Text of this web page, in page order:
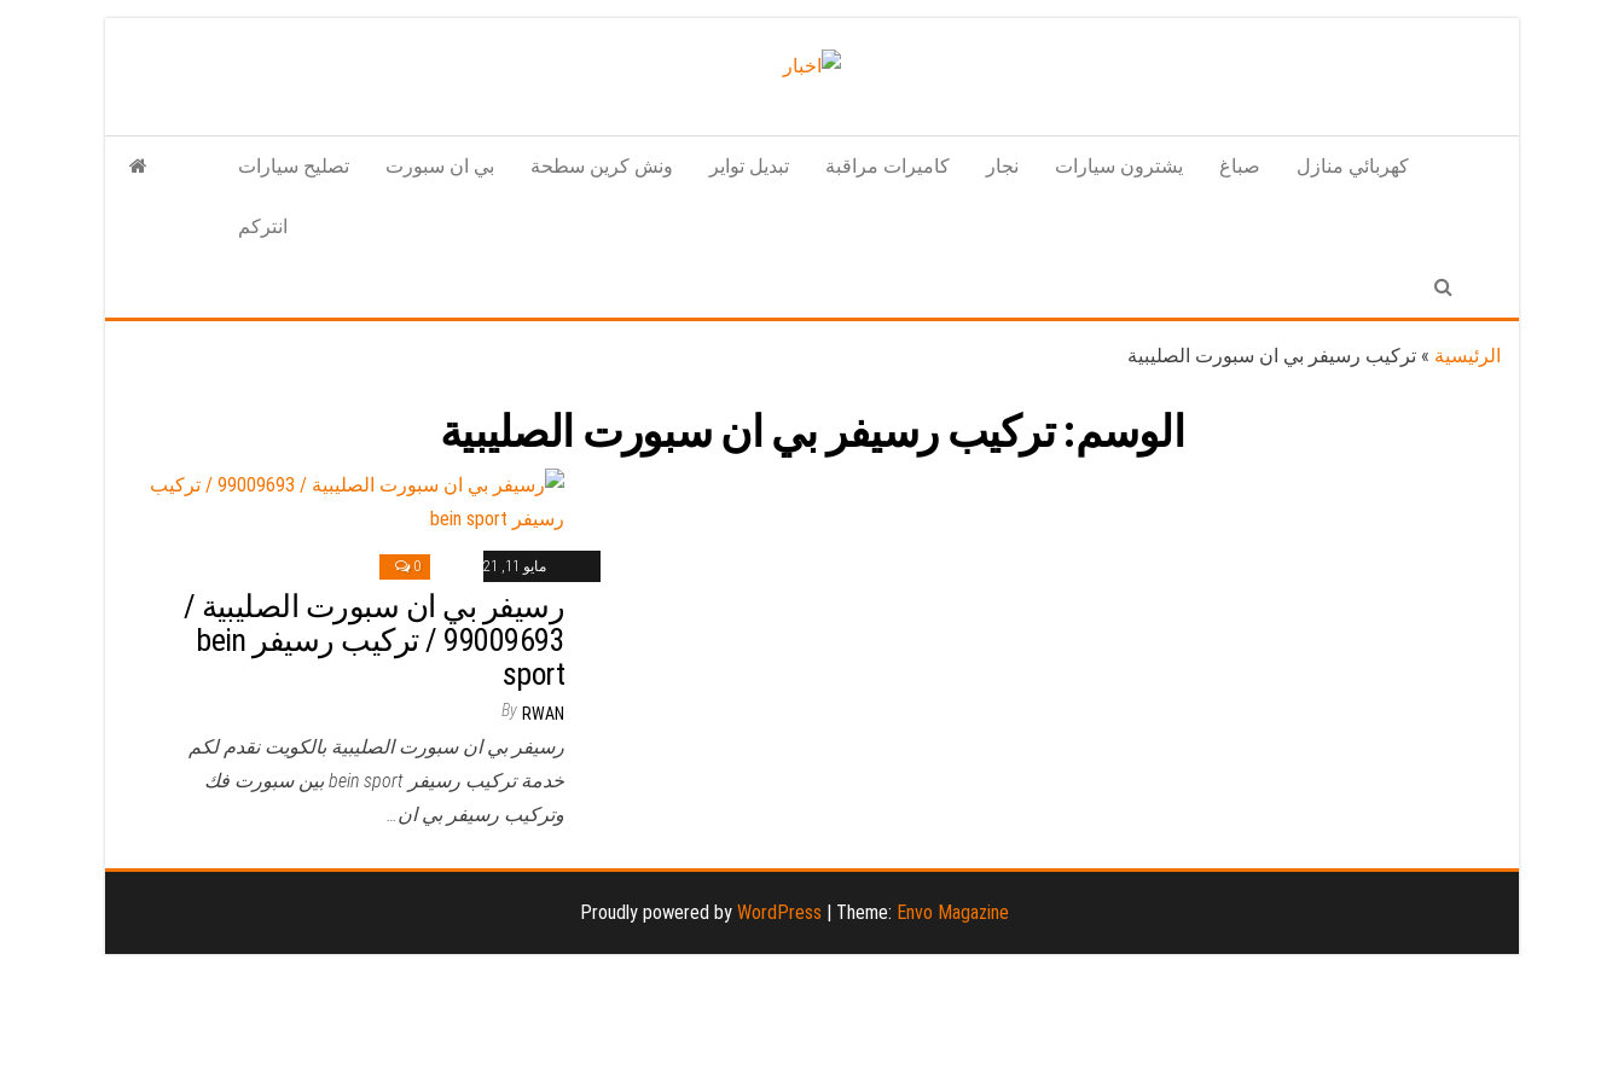
content
الكويت
تكنولوجيا
المعلومات
تصليح سيارات بي ان سبورت ونش كرين سطحة تبديل تواير كاميرات مراقبة نجار يشترون سيارات صباغ كهربائي منازل
انتركم
الرئيسية » تركيب رسيفر بي ان سبورت الصليبية
الوسم:تركيب رسيفر بي ان سبورت الصليبية
مايو 11, 2021 0
رسيفر بي ان سبورت الصليبية /
99009693 / تركيب رسيفر bein
sport
By RWAN
رسيفر بي ان سبورت الصليبية بالكويت نقدم لكم
خدمة تركيب رسيفر bein sport بين سبورت فك
وتركيب رسيفر بي ان…
Proudly powered by WordPress | Theme: Envo Magazine